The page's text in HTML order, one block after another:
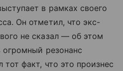
в рамках своего
Он отметил, что экс-
не сказал — об этом
огромный резонанс
факт, что это произнес